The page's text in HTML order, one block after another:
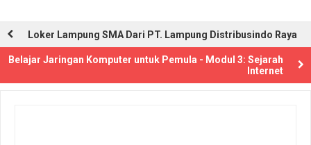
Loker Lampung SMA Dari PT. Lampung Distribusindo Raya
Belajar Jaringan Komputer untuk Pemula - Modul 3: Sejarah
Internet